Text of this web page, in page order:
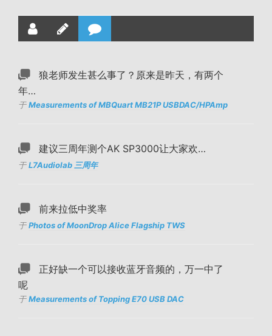
狼老师发生甚么事了？原来是昨天，有两个
年…
于Measurements of MBQuart MB21P USBDAC/HPAmp
建议三周年测个AK SP3000让大家欢…
于L7Audiolab 三周年
前来拉低中奖率
于Photos of MoonDrop Alice Flagship TWS
正好缺一个可以接收蓝牙音频的，万一中了
呢
于Measurements of Topping E70 USB DAC